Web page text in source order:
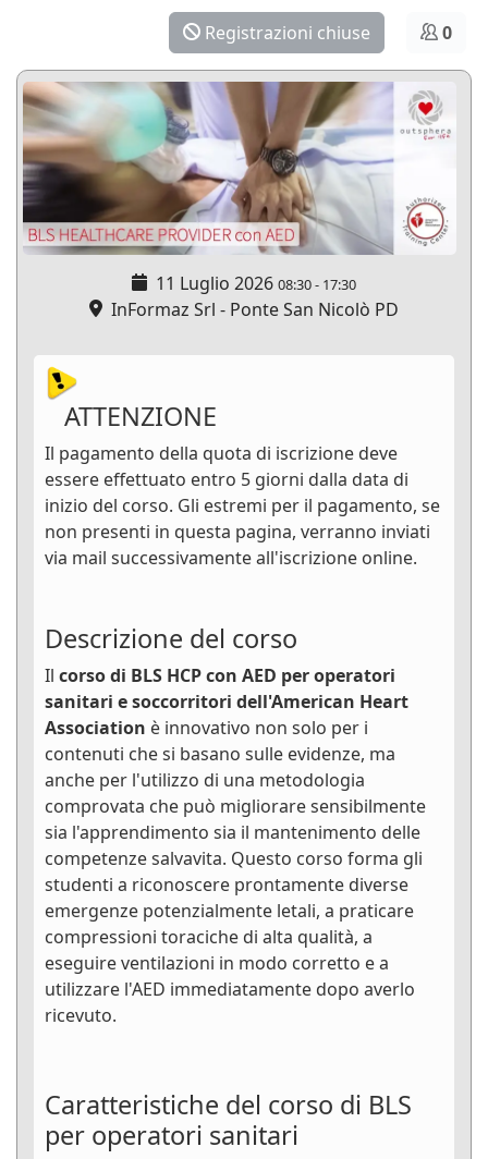
Registrazioni chiuse 0
11 Luglio 2026 08:30- 17:30
InFormaz Srl - Ponte San Nicolò PD
ATTENZIONE
Il pagamento della quota di iscrizione deve
essere effettuato entro 5 giorni dalla data di
inizio del corso. Gli estremi per il pagamento, se
non presenti in questa pagina, verranno inviati
via mail successivamente all'iscrizione online.
Descrizione del corso
Il corso di BLS HCP con AED per operatori
sanitari e soccorritori dell'American Heart
Association è innovativo non solo per i
contenuti che si basano sulle evidenze, ma
anche per l'utilizzo di una metodologia
comprovata che può migliorare sensibilmente
sia l'apprendimento sia il mantenimento delle
competenze salvavita. Questo corso forma gli
studenti a riconoscere prontamente diverse
emergenze potenzialmente letali, a praticare
compressioni toraciche di alta qualità, a
eseguire ventilazioni in modo corretto e a
utilizzare l'AED immediatamente dopo averlo
ricevuto.
Caratteristiche del corso di BLS
per operatori sanitari